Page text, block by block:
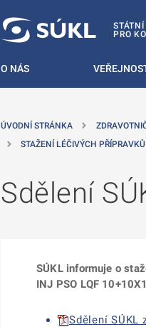
PRO
O NÁS
ÚVODNÍ STRÁNKA
STAŽENÍ LÉČIVÝCH
Sdělení
SÚKL informuje o
INJ PSO LQF
Sdělení SÚKL